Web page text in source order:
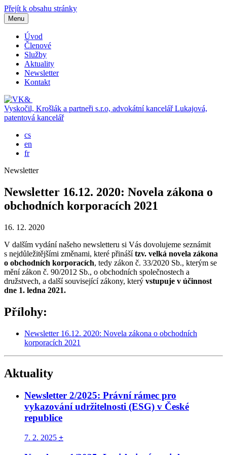
Přejít k obsahu stránky
Menu
Úvod
Členové
Služby
Aktuality
Newsletter
Kontakt
Vyskočil, Krošlák a partneři s.r.o, advokátní kancelář Lukajová,
patentová kancelář
cs
en
fr
Newsletter
Newsletter 16.12. 2020: Novela zákona o
obchodních korporacích 2021
16. 12. 2020
V dalším vydání našeho newsletteru si Vás dovolujeme seznámit
s nejdůležitějšími změnami, které přinášítzv. velká novela zákona
o obchodních korporacích, tedy zákon č. 33/2020 Sb., kterým se
mění zákon č. 90/2012 Sb., o obchodních společnostech a
družstvech, a další související zákony, který vstupuje v účinnost
dne 1. ledna 2021.
Přílohy:
Newsletter 16.12. 2020: Novela zákona o obchodních
korporacích 2021
Aktuality
Newsletter 2/2025: Právní rámec pro
vykazování udržitelnosti (ESG) v České
republice
7. 2. 2025 +